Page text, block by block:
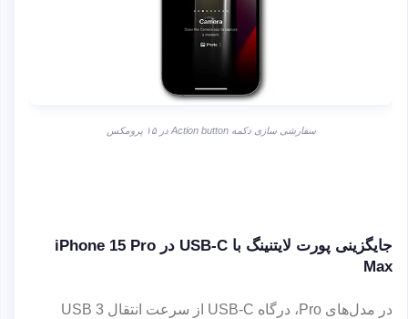
سفارشی سازی دکمه Action button در ۱۵ پرومکس
جایگزینی پورت لایتنینگ با USB-C در iPhone 15 Pro
Max
در مدل‌های Pro، درگاه USB-C از سرعت انتقال USB 3